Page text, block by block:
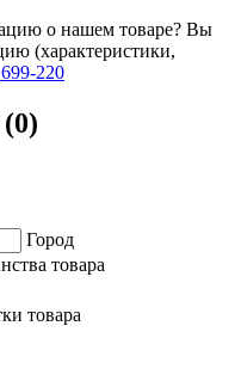
о нашем товаре? Вы
(характеристики,
699-220
Город
товара
товара